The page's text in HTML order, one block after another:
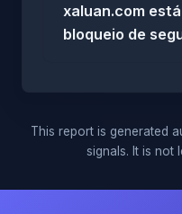
xaluan.com
bloqueio de
This report is generated
signals. It is not